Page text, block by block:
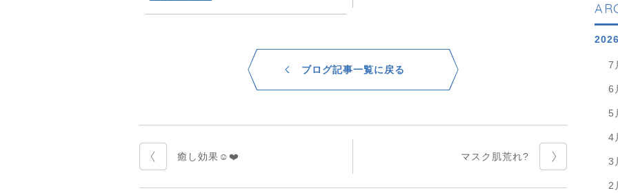
ブログ記事一覧に戻る
癒し効果☺︎❤️ マスク肌荒れ?
2026
7
6
5
4
3
2